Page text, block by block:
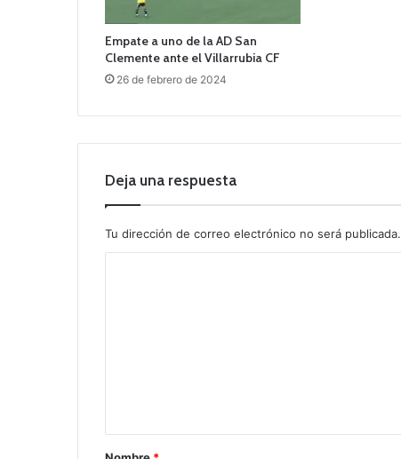
Empate a uno de la AD San
Clemente ante el Villarrubia CF
26 de febrero de 2024
Deja una respuesta
Tu dirección de correo electrónico no será publicada.
r